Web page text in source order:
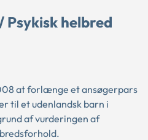
Psykisk helbred
at forlænge et ansøgerpars
til et udenlandsk barn i
af vurderingen af